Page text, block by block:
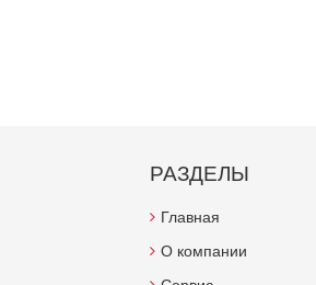
РАЗДЕЛЫ
Главная
О компании